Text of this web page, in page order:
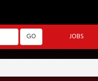
GO JOBS